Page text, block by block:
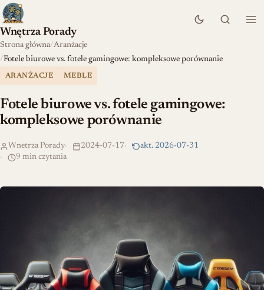
Wnętrza Porady
Strona główna Aranżacje
Fotele biurowe vs. fotele gamingowe: kompleksowe porównanie
ARANŻACJE MEBLE
Fotele biurowe vs. fotele gamingowe:
kompleksowe porównanie
Wnetrza Porady 2024-07-17
akt. 2026-07-31
9 min czytania